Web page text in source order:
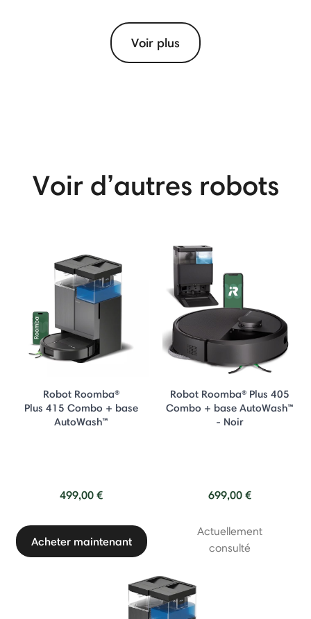
Voir plus
Voir d’autres robots
Robot Roomba®
Plus 415 Combo + base
AutoWash™
499,00 €
Acheter maintenant
Robot Roomba® Plus 405
Combo + base AutoWash™
- Noir
699,00 €
Actuellement
consulté